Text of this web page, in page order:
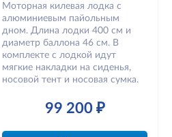
Моторная килевая лодка с
алюминиевым пайольным
дном. Длина лодки 400 см и
диаметр баллона 46 см. В
комплекте с лодкой идут
мягкие накладки на сиденья,
носовой тент и носовая сумка.
99 200 ₽